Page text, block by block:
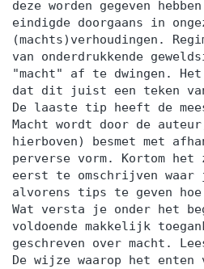
deze worden gegeven
eindigde doorgaans in
(machts)verhoudingen.
van onderdrukkende
"macht" af te dwingen.
dat dit juist een teken
De laaste tip heeft de
Macht wordt door de
hierboven) besmet met
perverse vorm. Kortom
eerst te omschrijven
alvorens tips te geven
Wat versta je onder het
voldoende makkelijk
geschreven over macht.
De wijze waarop het enten